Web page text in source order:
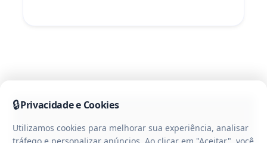
🔒Privacidade e Cookies
Utilizamos cookies para melhorar sua experiência, analisar